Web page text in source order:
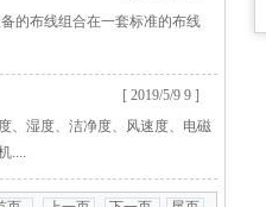
的布线组合在一套标准的布线
[ 2019/5/9 9 ]
、湿度、洁净度、风速度、电磁
....